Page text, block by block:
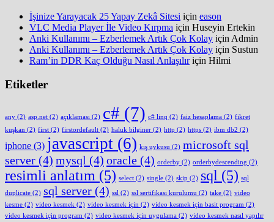
İşinize Yarayacak 25 Yapay Zekâ Sitesi için eason
VLC Media Player İle Video Kırpma için Huseyin Ertekin
Anki Kullanımı – Ezberlemek Artık Çok Kolay için Admin
Anki Kullanımı – Ezberlemek Artık Çok Kolay için Sustun
Ram’in DDR Kaç Olduğu Nasıl Anlaşılıriçin Hilmi
Etiketler
any (2) asp.net (2) açıklaması (2) c# (7) c# linq (2) faiz hesaplama (2) fikret
kuşkan (2) first (2) firstordefault (2) haluk bilginer (2) http (2) https (2) ibm db2 (2)
iphone (3) javascript (6) kış uykusu (2) microsoft sql
server (4) mysql (4) oracle (4) orderby (2) orderbydescending (2)
resimli anlatım (5) select (2) single (2) skip (2) sql (5) sql
duplicate (2) sql server (4) ssl (2) ssl sertifikası kurulumu (2) take (2) video
kesme (2) video kesmek (2) video kesmek için (2) video kesmek için basit program (2)
video kesmek için program (2) video kesmek için uygulama (2) video kesmek nasıl yapılır